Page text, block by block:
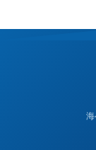
って見える場合
海